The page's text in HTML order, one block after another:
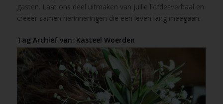
gasten. Laat ons deel uitmaken van jullie liefdesverhaal en
creëer samen herinneringen die een leven lang meegaan.
Tag Archief van: Kasteel Woerden